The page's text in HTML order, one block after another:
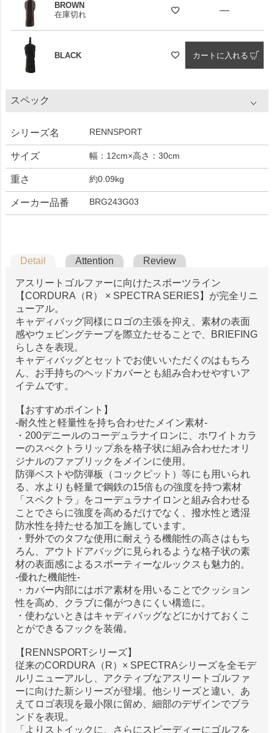
BROWN
在庫切れ
—
BLACK カートに入れる
スペック
シリーズ名 RENNSPORT
サイズ 幅：12cm×高さ：30cm
重さ 約0.09kg
メーカー品番 BRG243G03
Detail Attention Review
アスリートゴルファーに向けたスポーツライン
【CORDURA（R） × SPECTRA SERIES】が完全リニ
ューアル。
キャディバッグ同様にロゴの主張を抑え、素材の表面
感やウェビングテープを際立たせることで、BRIEFING
らしさを表現。
キャディバッグとセットでお使いいただくのはもちろ
ん、お手持ちのヘッドカバーとも組み合わせやすいア
イテムです。
【おすすめポイント】
-耐久性と軽量性を持ち合わせたメイン素材-
・200デニールのコーデュラナイロンに、ホワイトカラ
ーのスぺクトラリップ糸を格子状に組み合わせたオリ
ジナルのファブリックをメインに使用。
防弾ベストや防弾板（コックピット）等にも用いられ
る、水よりも軽量で鋼鉄の15倍もの強度を持つ素材
「スペクトラ」をコーデュラナイロンと組み合わせる
ことでさらに強度を高めるだけでなく、撥水性と透湿
防水性を持たせる加工を施しています。
・野外でのタフな使用に耐えうる機能性の高さはもち
ろん、アウトドアバッグに見られるような格子状の素
材の表面感によるスポーティーなルックスも魅力的。
-優れた機能性-
・カバー内部にはボア素材を用いることでクッション
性を高め、クラブに傷がつきにくい構造に。
・使わないときはキャディバッグなどにかけておくこ
とができるフックを装備。
【RENNSPORTシリーズ】
従来のCORDURA（R）× SPECTRAシリーズを全モデ
ルリニューアルし、アクティブなアスリートゴルファ
ーに向けた新シリーズが登場。他シリーズと違い、あ
えてロゴ表現を最小限に留め、細部のデザインでブラ
ンドを表現。
「よりストイックに、さらにスピーディーにゴルフを